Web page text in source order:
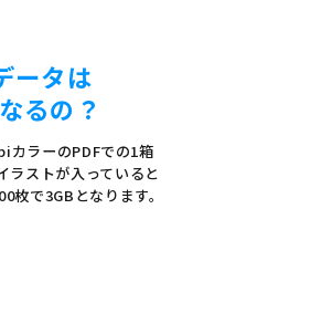
ータは
るの？
カラーのPDFでの1箱
ラストが入っていると
で3GBとなります。